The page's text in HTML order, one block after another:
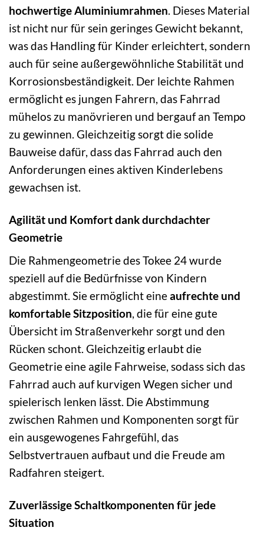
hochwertige Aluminiumrahmen. Dieses Material
ist nicht nur für sein geringes Gewicht bekannt,
was das Handling für Kinder erleichtert, sondern
auch für seine außergewöhnliche Stabilität und
Korrosionsbeständigkeit. Der leichte Rahmen
ermöglicht es jungen Fahrern, das Fahrrad
mühelos zu manövrieren und bergauf an Tempo
zu gewinnen. Gleichzeitig sorgt die solide
Bauweise dafür, dass das Fahrrad auch den
Anforderungen eines aktiven Kinderlebens
gewachsen ist.
Agilität und Komfort dank durchdachter
Geometrie
Die Rahmengeometrie des Tokee 24 wurde
speziell auf die Bedürfnisse von Kindern
abgestimmt. Sie ermöglicht eineaufrechte und
komfortable Sitzposition, die für eine gute
Übersicht im Straßenverkehr sorgt und den
Rücken schont. Gleichzeitig erlaubt die
Geometrie eine agile Fahrweise, sodass sich das
Fahrrad auch auf kurvigen Wegen sicher und
spielerisch lenken lässt. Die Abstimmung
zwischen Rahmen und Komponenten sorgt für
ein ausgewogenes Fahrgefühl, das
Selbstvertrauen aufbaut und die Freude am
Radfahren steigert.
Zuverlässige Schaltkomponenten für jede
Situation